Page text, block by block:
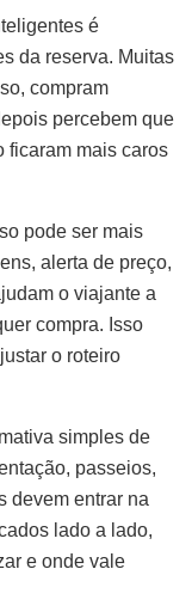
é
da reserva. Muitas
compram
percebem que
ficaram mais caros
pode ser mais
alerta de preço,
o viajante a
compra. Isso
o roteiro
simples de
passeios,
devem entrar na
lado a lado,
e onde vale